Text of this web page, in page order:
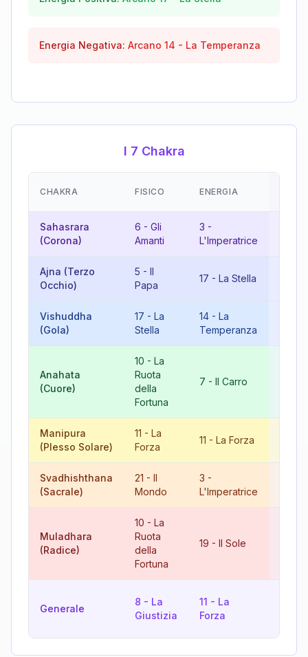
Energia Negativa: Arcano 14 - La Temperanza
I 7 Chakra
CHAKRA FISICO ENERGIA
Sahasrara
(Corona)
6 - Gli
Amanti
3 -
L'Imperatrice
Ajna (Terzo
Occhio)
5 - Il
Papa
17 - La Stella
Vishuddha
(Gola)
17 - La
Stella
14 - La
Temperanza
Anahata
(Cuore)
10 - La
Ruota
della
Fortuna
7 - Il Carro
Manipura
(Plesso Solare)
11 - La
Forza
11 - La Forza
Svadhishthana
(Sacrale)
21 - Il
Mondo
3 -
L'Imperatrice
Muladhara
(Radice)
10 - La
Ruota
della
Fortuna
19 - Il Sole
Generale
8 - La
Giustizia
11 - La
Forza